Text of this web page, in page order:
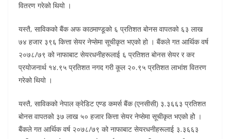
वितरण गरेको थियो ।
यस्तै, साविकको बैंक अफ काठमाण्डूको ६ प्रतिशत बोनस वापतको ६३ लाख
७४ हजार ३९६ कित्ता सेयर नेप्सेमा सूचीकृत भएको हो । बैंकले गत आर्थिक वर्ष
२०७८/७९ को नाफाबाट सेयरधनीहरूलाई ६ प्रतिशत बोनस सेयर र कर
प्रयोजनार्थ १४.९५ प्रतिशत नगद गरी कूल २०.९५ प्रतिशत लाभांश वितरण
गरेको थियो ।
यस्तै, साविकको नेपाल क्रेडिट एण्ड कमर्स बैंक (एनसीसी) ३.३६६३ प्रतिशत
बोनस वापतको ३७ लाख ५० हजार कित्ता सेयर नेप्सेमा सूचीकृत भएको होे ।
बैंकले गत आर्थिक वर्ष २०७८/७९ को नाफाबाट सेयरधनीहरूलाई ३.३६६३